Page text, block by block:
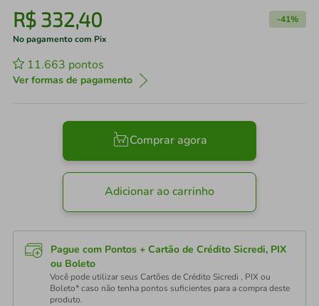
R$ 332,40 -41%
No pagamento com Pix
11.663 pontos
Ver formas de pagamento
Comprar agora
Adicionar ao carrinho
Pague com Pontos + Cartão de Crédito Sicredi, PIX
ou Boleto
Você pode utilizar seus Cartões de Crédito Sicredi , PIX ou
Boleto* caso não tenha pontos suficientes para a compra deste
produto.